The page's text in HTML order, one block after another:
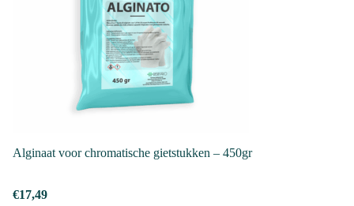
optie
kan
gekozen
worden
op
de
Alginaat voor chromatische gietstukken – 450gr
€17,49